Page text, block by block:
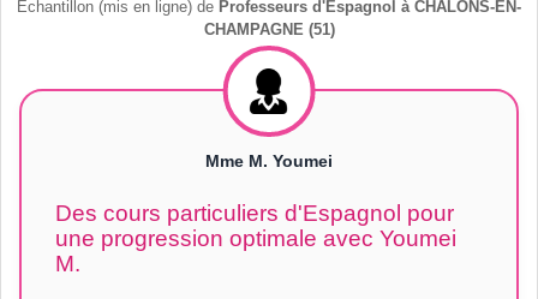
Echantillon (mis en ligne) de Professeurs d'Espagnol à CHALONS-EN-
CHAMPAGNE (51)
Mme M. Youmei
Des cours particuliers d'Espagnol pour
une progression optimale avec Youmei
M.